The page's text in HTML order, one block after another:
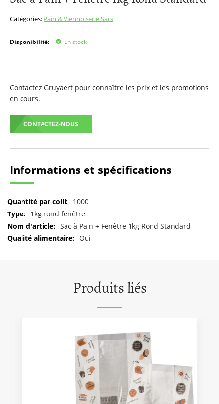
Catégories: Pain & ViennoiserieSacs
Disponibilité: En stock
Contactez Gruyaert pour connaître les prix et les promotions
en cours.
CONTACTEZ-NOUS
de
d’images
Informations et spécifications
Pour
plus
d'informations
1000
1kg rond fenêtre
Sac à Pain + Fenêtre 1kg Rond Standard
Oui
Produits liés